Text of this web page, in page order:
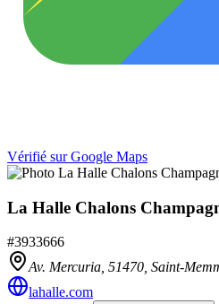
Vérifié sur Google Maps
La Halle Chalons
#3933666
Av. Mercuria, 51470, Saint-
lahalle.com